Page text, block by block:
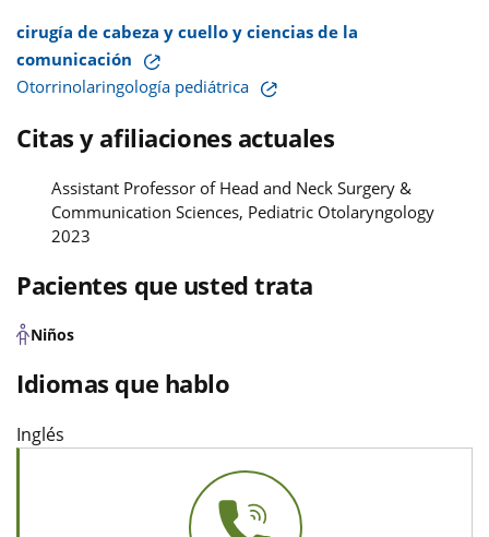
cirugía de cabeza y cuello y ciencias de la
comunicación
Otorrinolaringología pediátrica
Citas y afiliaciones actuales
Assistant Professor of Head and Neck Surgery &
Communication Sciences, Pediatric Otolaryngology
2023
Pacientes que usted trata
Niños
Idiomas que hablo
Inglés